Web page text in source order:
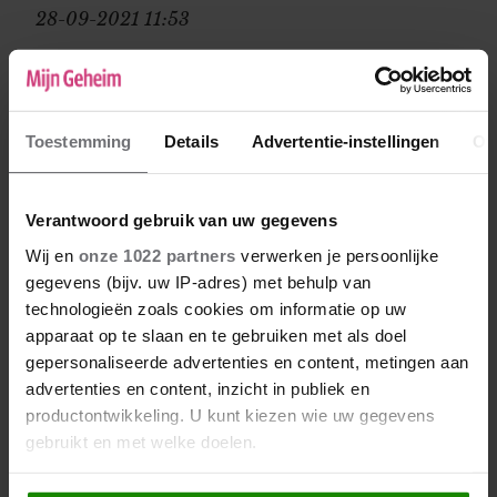
Toestemming Details Advertentie-instellingen
Verantwoord gebruik van uw gegevens
Wij en onze 1022 partners verwerken je persoonlijke
gegevens (bijv. uw IP-adres) met behulp van
technologieën zoals cookies om informatie op uw
apparaat op te slaan en te gebruiken met als doel
gepersonaliseerde advertenties en content, metingen aan
advertenties en content, inzicht in publiek en
productontwikkeling. U kunt kiezen wie uw gegevens
gebruikt en met welke doelen.
28-09-2021 11:53
Dank voor jullie reacties! Goed om te horen
dat er nog "zo een" zit:) Soms is het lastig
allemaal.
30-09-2021 15:51
En nog één hier; ik wisselde net zo vaak van
werk tot ik iets vond waar ik echt wilde
blijven. Destijds kon ik letterlijk kiezen uit de
(goedbetaalde) banen via een uitzendbureau;
dat heb ik echt vele jaren gedaan. Of een
jaarcontract, kan je zonder problemen weg als
het niet bevalt. Geen idee of dat een optie is in
2021, een coach is al genoemd, goed idee! Dat